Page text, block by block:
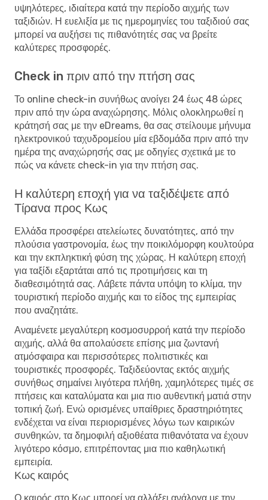
υψηλότερες, ιδιαίτερα κατά την περίοδο αιχμής των
ταξιδιών. Η ευελιξία με τις ημερομηνίες του ταξιδιού σας
μπορεί να αυξήσει τις πιθανότητές σας να βρείτε
καλύτερες προσφορές.
Check in πριν από την πτήση σας
Το online check-in συνήθως ανοίγει 24 έως 48 ώρες
πριν από την ώρα αναχώρησης. Μόλις ολοκληρωθεί η
κράτησή σας με την eDreams, θα σας στείλουμε μήνυμα
ηλεκτρονικού ταχυδρομείου μία εβδομάδα πριν από την
ημέρα της αναχώρησής σας με οδηγίες σχετικά με το
πώς να κάνετε check-in για την πτήση σας.
Η καλύτερη εποχή για να ταξιδέψετε από
Τίρανα προς Κως
Ελλάδα προσφέρει ατελείωτες δυνατότητες, από την
πλούσια γαστρονομία, έως την ποικιλόμορφη κουλτούρα
και την εκπληκτική φύση της χώρας. Η καλύτερη εποχή
για ταξίδι εξαρτάται από τις προτιμήσεις και τη
διαθεσιμότητά σας. Λάβετε πάντα υπόψη το κλίμα, την
τουριστική περίοδο αιχμής και το είδος της εμπειρίας
που αναζητάτε.
Αναμένετε μεγαλύτερη κοσμοσυρροή κατά την περίοδο
αιχμής, αλλά θα απολαύσετε επίσης μια ζωντανή
ατμόσφαιρα και περισσότερες πολιτιστικές και
τουριστικές προσφορές. Ταξιδεύοντας εκτός αιχμής
συνήθως σημαίνει λιγότερα πλήθη, χαμηλότερες τιμές σε
πτήσεις και καταλύματα και μια πιο αυθεντική ματιά στην
τοπική ζωή. Ενώ ορισμένες υπαίθριες δραστηριότητες
ενδέχεται να είναι περιορισμένες λόγω των καιρικών
συνθηκών, τα δημοφιλή αξιοθέατα πιθανότατα να έχουν
λιγότερο κόσμο, επιτρέποντας μια πιο καθηλωτική
εμπειρία.
Κως καιρός